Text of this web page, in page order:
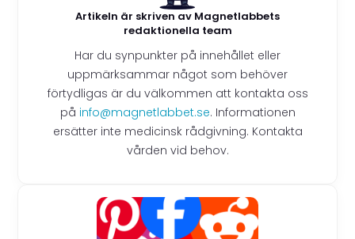
Artikeln är skriven av Magnetlabbets
redaktionella team
Har du synpunkter på innehållet eller
uppmärksammar något som behöver
förtydligas är du välkommen att kontakta oss
på info@magnetlabbet.se. Informationen
ersätter inte medicinsk rådgivning. Kontakta
vården vid behov.